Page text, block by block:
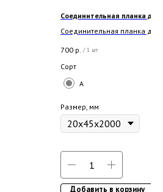
Соединительная планка для
Соединительная планка для
700 р. / 1 шт
Сорт
A
Размер, мм
Добавить в корзину